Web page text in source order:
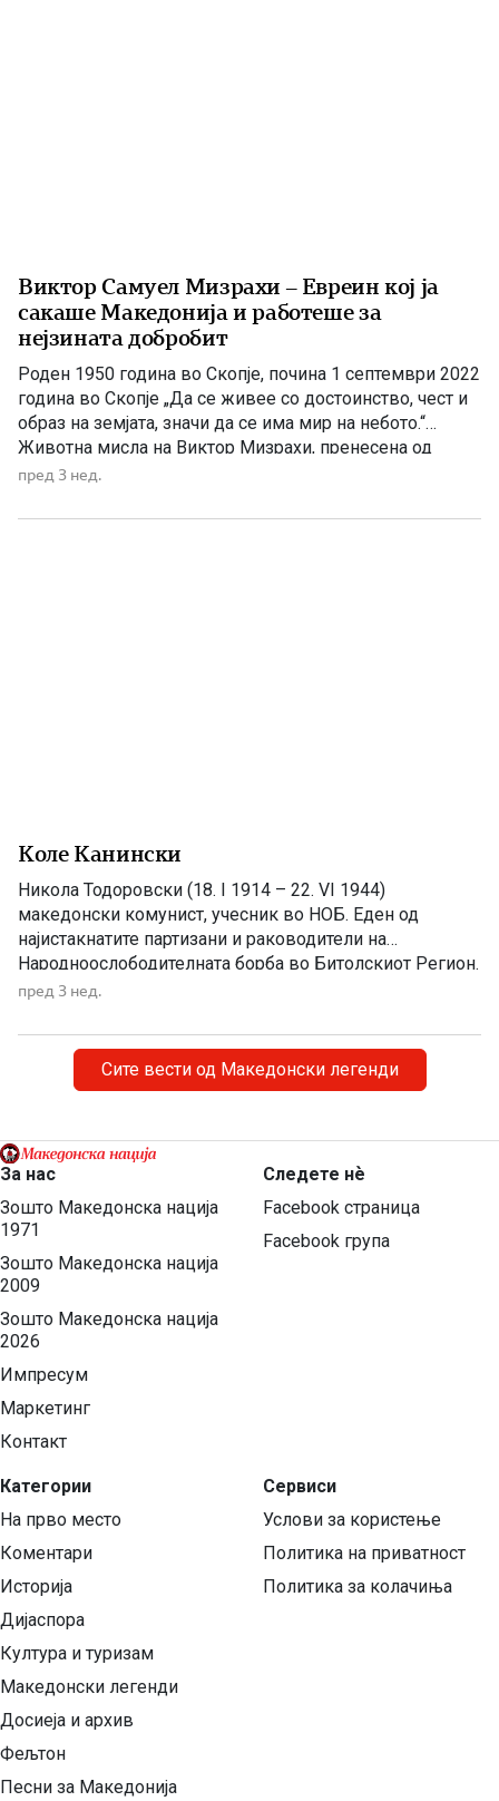
Виктор Самуел Мизрахи – Евреин кој ја
сакаше Македонија и работеше за
нејзината добробит
Роден 1950 година во Скопје, почина 1 септември 2022
година во Скопје „Да се живее со достоинство, чест и
образ на земјата, значи да се има мир на небото.“
Животна мисла на Виктор Мизрахи, пренесена од
неговата ќерка Рашела по неговата смрт. Постојат
само со зборови, туку […]
пред 3 нед.
Коле Канински
Никола Тодоровски (18. I 1914 – 22. VI 1944)
македонски комунист, учесник во НОБ. Еден од
најистакнатите партизани и раководители на
Народноослободителната борба во Битолскиот Регион.
Загинал како политички комесар во Првата
мина на 22. јули 1944 година во село Брунец, кај
Караорман. Никола Тодоровски, познат како Коле […]
пред 3 нед.
Сите вести од Македонски легенди
За нас
Зошто Македонска нација
1971
Зошто Македонска нација
2009
Зошто Македонска нација
2026
Импресум
Маркетинг
Контакт
Категории
На прво место
Коментари
Историја
Дијаспора
Култура и туризам
Македонски легенди
Досиеја и архив
Фељтон
Песни за Македонија
Следете нѐ
Facebook страница
Facebook група
Сервиси
Услови за користење
Политика на приватност
Политика за колачиња